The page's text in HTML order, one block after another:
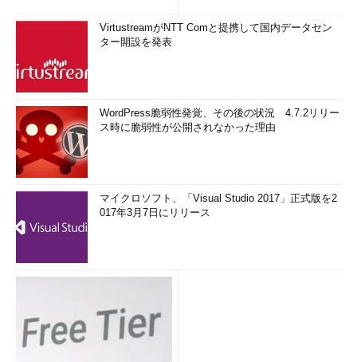
VirtustreamがNTT Comと提携して国内データセン
ター開設を発表
WordPress脆弱性発覚、その後の状況 4.7.2リリー
ス時に脆弱性が公開されなかった理由
マイクロソフト、「Visual Studio 2017」正式版を2
017年3月7日にリリース